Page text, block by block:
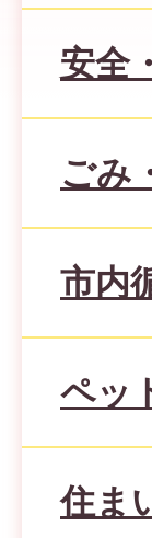
安全
ごみ
市内
ペッ
住ま